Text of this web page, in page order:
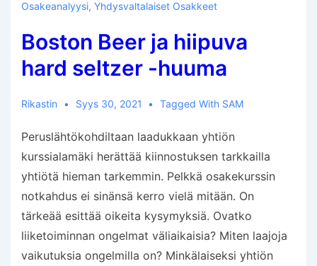
Osakeanalyysi, Yhdysvaltalaiset Osakkeet
Boston Beer ja hiipuva
hard seltzer -huuma
Rikastin Syys 30, 2021 Tagged With SAM
Peruslähtökohdiltaan laadukkaan yhtiön
kurssialamäki herättää kiinnostuksen tarkkailla
yhtiötä hieman tarkemmin. Pelkkä osakekurssin
notkahdus ei sinänsä kerro vielä mitään. On
tärkeää esittää oikeita kysymyksiä. Ovatko
liiketoiminnan ongelmat väliaikaisia? Miten laajoja
vaikutuksia ongelmilla on? Minkälaiseksi yhtiön